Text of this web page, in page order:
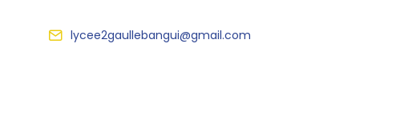
lycee2gaullebangui@gmail.com